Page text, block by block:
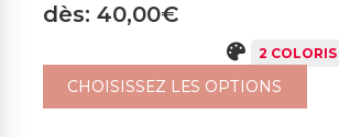
dès: 40,00€
2 COLORIS
CHOISISSEZ LES OPTIONS